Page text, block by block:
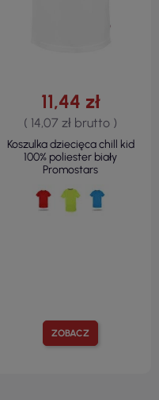
ZOBACZ
11,44 zł
( 14,07 zł brutto )
Koszulka dziecięca chill kid
100% poliester biały
Promostars